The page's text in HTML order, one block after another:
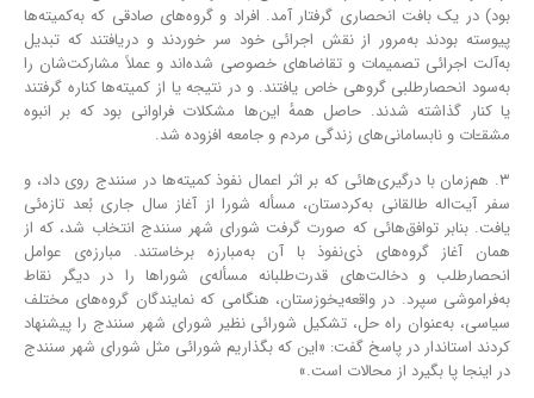
بود) در یک بافت انحصاری گرفتار آمد. افراد و گروه‌های صادقی که به‌کمیته‌ها
پیوسته بودند به‌مرور از نقش اجرائی خود سر خوردند و دریافتند که تبدیل
به‌آلت اجرائی تصمیمات و تقاضاهای خصوصی شده‌اند و عملاً مشارکت‌شان را
به‌سود انحصارطلبی گروهی خاص یافتند. و در نتیجه یا از کمیته‌ها کناره گرفتند
یا کنار گذاشته شدند. حاصل همهٔ این‌ها مشکلات فراوانی بود که بر انبوه
مشقـّات و نابسامانی‌های زندگی مردم و جامعه افزوده شد.
۳. هم‌زمان با درگیری‌هائی که بر اثر اعمال نفوذ کمیته‌ها در سنندج روی داد، و
سفر آیت‌اله طالقانی به‌کردستان، مسأله شورا از آغاز سال جاری بُعد تازه‌ئی
یافت. بنابر توافق‌هائی که صورت گرفت شورای شهر سنندج انتخاب شد، که از
همان آغاز گروه‌های ذی‌نفوذ با آن به‌مبارزه برخاستند. مبارزﻩ‌ی عوامل
انحصارطلب و دخالت‌های قدرت‌طلبانه مسأله‌ی شوراها را در دیگر نقاط
به‌فراموشی سپرد. در واقعه‌یخوزستان، هنگامی که نمایندگان گروه‌های مختلف
سیاسی، به‌عنوان راه حل، تشکیل شورائی نظیر شورای شهر سنندج را پیشنهاد
کردند استاندار در پاسخ گفت: «این که بگذاریم شورائی مثل شورای شهر سنندج
در اینجا پا بگیرد از محالات است.»